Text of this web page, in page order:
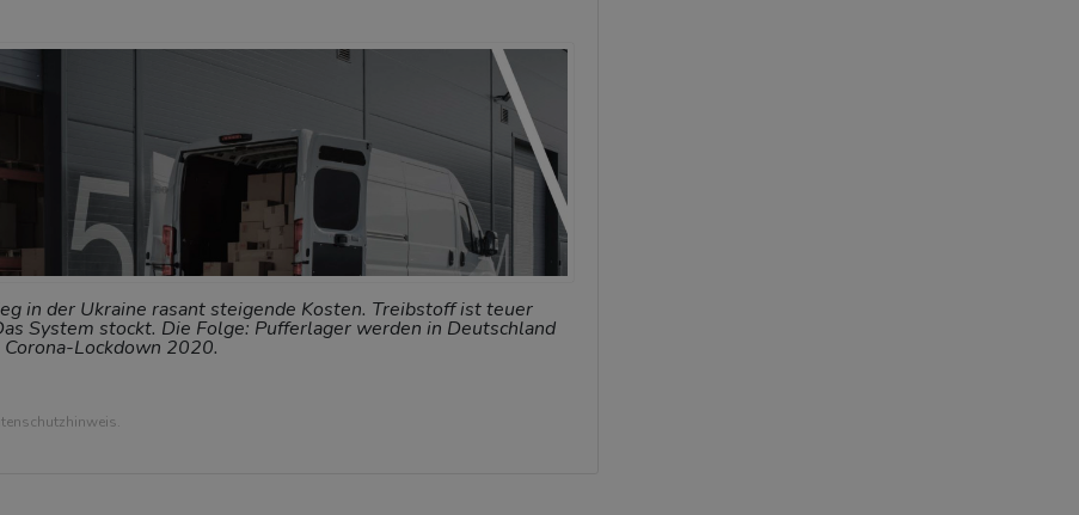
in der Ukraine rasant steigende Kosten. Treibstoff ist teuer
System stockt. Die Folge: Pufferlager werden in Deutschland
Lockdown 2020.